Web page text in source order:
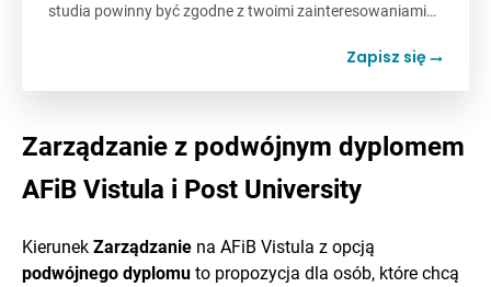
Zarządzanie z podwójnym dyplomem
AFiB Vistula i Post University
Kierunek Zarządzanie na AFiB Vistula z opcją
podwójnego dyplomu to propozycja dla osób, które chcą
studia powinny być zgodne z twoimi zainteresowaniami…
Zapisz się